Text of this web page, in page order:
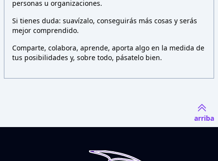
personas u organizaciones.
Si tienes duda: suavízalo, conseguirás más cosas y serás
mejor comprendido.
Comparte, colabora, aprende, aporta algo en la medida de
tus posibilidades y, sobre todo, pásatelo bien.
arriba